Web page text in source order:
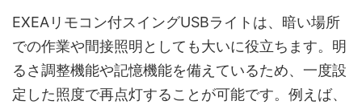
EXEAリモコン付スイングUSBライトは、暗い場所
での作業や間接照明としても大いに役立ちます。明
るさ調整機能や記憶機能を備えているため、一度設
定した照度で再点灯することが可能です。例えば、